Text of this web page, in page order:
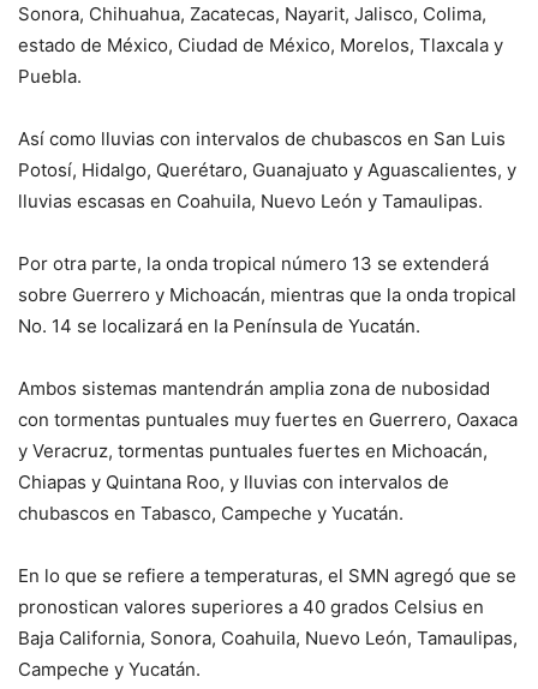
Sonora, Chihuahua, Zacatecas, Nayarit, Jalisco, Colima,
estado de México, Ciudad de México, Morelos, Tlaxcala y
Puebla.
Así como lluvias con intervalos de chubascos en San Luis
Potosí, Hidalgo, Querétaro, Guanajuato y Aguascalientes, y
lluvias escasas en Coahuila, Nuevo León y Tamaulipas.
Por otra parte, la onda tropical número 13 se extenderá
sobre Guerrero y Michoacán, mientras que la onda tropical
No. 14 se localizará en la Península de Yucatán.
Ambos sistemas mantendrán amplia zona de nubosidad
con tormentas puntuales muy fuertes en Guerrero, Oaxaca
y Veracruz, tormentas puntuales fuertes en Michoacán,
Chiapas y Quintana Roo, y lluvias con intervalos de
chubascos en Tabasco, Campeche y Yucatán.
En lo que se refiere a temperaturas, el SMN agregó que se
pronostican valores superiores a 40 grados Celsius en
Baja California, Sonora, Coahuila, Nuevo León, Tamaulipas,
Campeche y Yucatán.